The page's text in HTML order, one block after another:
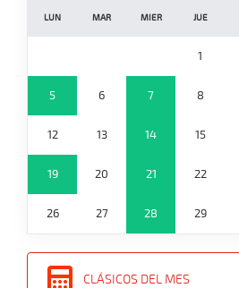
LUN MAR MIER JUE
1
5 6 7 8
12 13 14 15
19 20 21 22
26 27 28 29
CLÁSICOS DEL MES